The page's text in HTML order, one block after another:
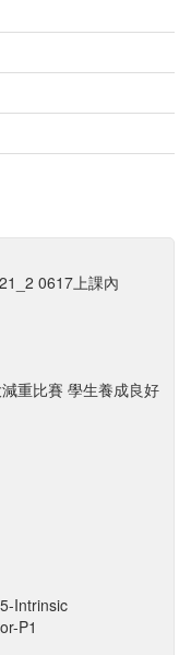
0617上課內
減重比賽 學生養成良好
Intrinsic
P1